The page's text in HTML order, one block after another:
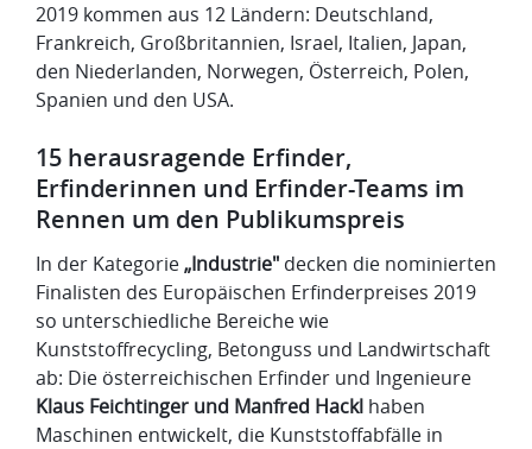
2019 kommen aus 12 Ländern: Deutschland,
Frankreich, Großbritannien, Israel, Italien, Japan,
den Niederlanden, Norwegen, Österreich, Polen,
Spanien und den USA.
15 herausragende Erfinder,
Erfinderinnen und Erfinder-Teams im
Rennen um den Publikumspreis
In der Kategorie„Industrie" decken die nominierten
Finalisten des Europäischen Erfinderpreises 2019
so unterschiedliche Bereiche wie
Kunststoffrecycling, Betonguss und Landwirtschaft
ab: Die österreichischen Erfinder und Ingenieure
Klaus Feichtinger und Manfred Hackl haben
Maschinen entwickelt, die Kunststoffabfälle in